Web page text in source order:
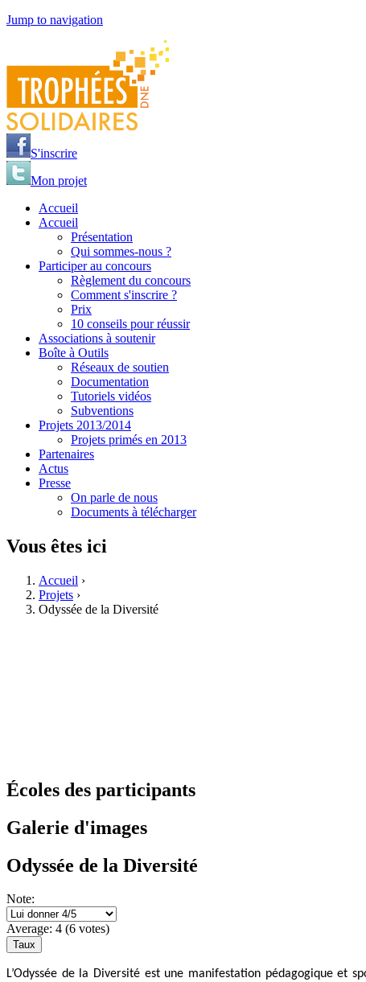
Jump to navigation
S'inscrire
Mon projet
Accueil
Accueil
Présentation
Qui sommes-nous ?
Participer au concours
Règlement du concours
Comment s'inscrire ?
Prix
10 conseils pour réussir
Associations à soutenir
Boîte à Outils
Réseaux de soutien
Documentation
Tutoriels vidéos
Subventions
Projets 2013/2014
Projets primés en 2013
Partenaires
Actus
Presse
On parle de nous
Documents à télécharger
Vous êtes ici
Accueil ›
Projets ›
Odyssée de la Diversité
Écoles des participants
Galerie d'images
Odyssée de la Diversité
Note:
Average: 4 (6 votes)
L’Odyssée de la Diversité est une manifestation pédagogique et